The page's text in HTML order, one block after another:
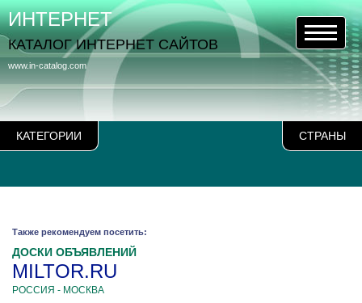
КАТЕГОРИИ СТРАНЫ
www.in-catalog.com
ИНТЕРНЕТ
КАТАЛОГ ИНТЕРНЕТ САЙТОВ
Также рекомендуем посетить:
ДОСКИ ОБЪЯВЛЕНИЙ
MILTOR.RU
РОССИЯ - МОСКВА